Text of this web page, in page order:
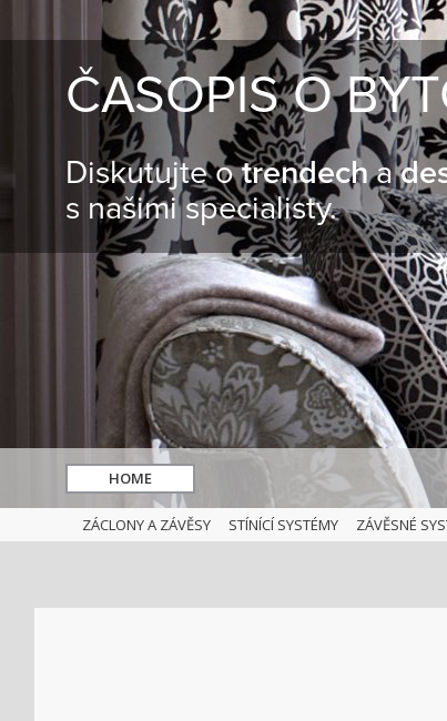
ČASOPIS O
Diskutujte otrendecha
s našimi specialisty.
HOME
ZÁCLONY A ZÁVĚSY STÍNÍCÍ SYSTÉMY ZÁVĚSNÉ